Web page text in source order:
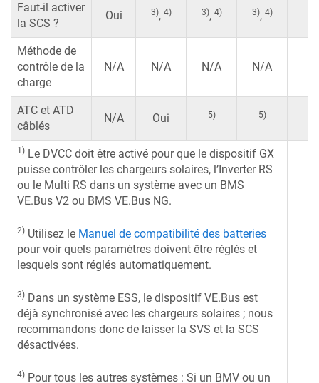
1) Le DVCC doit être activé pour que le dispositif GX
puisse contrôler les chargeurs solaires, l’Inverter RS
ou le Multi RS dans un système avec un BMS
VE.Bus V2 ou BMS VE.Bus NG.
2) Utilisez le Manuel de compatibilité des batteries
pour voir quels paramètres doivent être réglés et
lesquels sont réglés automatiquement.
3) Dans un système ESS, le dispositif VE.Bus est
déjà synchronisé avec les chargeurs solaires ; nous
recommandons donc de laisser la SVS et la SCS
désactivées.
4) Pour tous les autres systèmes : Si un BMV ou un
Faut-il activer
la SCS ?
Oui 3), 4) 3), 4) 3), 4)
Méthode de
contrôle de la
charge
N/A N/A N/A N/A
ATC et ATD
câblés
N/A Oui 5) 5)